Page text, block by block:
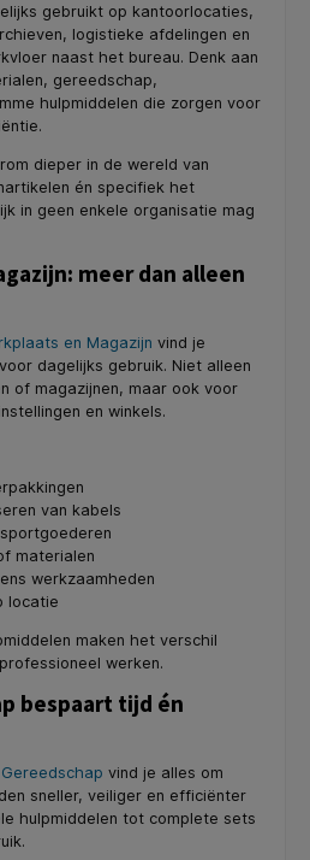
gebruikt op kantoorlocaties,
logistieke afdelingen en
naast het bureau. Denk aan
gereedschap,
hulpmiddelen die zorgen voor
dieper in de wereld van
én specifiek het
in geen enkele organisatie mag
meer dan alleen
en Magazijn vind je
dagelijks gebruik. Niet alleen
of magazijnen, maar ook voor
en winkels.
van kabels
materialen
werkzaamheden
locatie
maken het verschil
werken.
bespaart tijd én
Gereedschap vind je alles om
sneller, veiliger en efficiënter
hulpmiddelen tot complete sets